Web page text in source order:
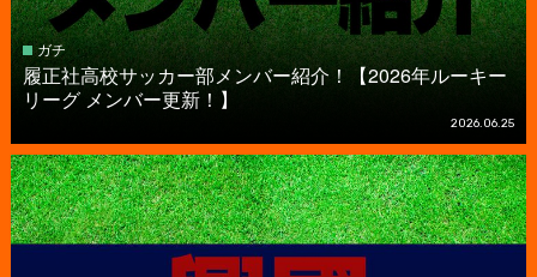
ガチ
履正社高校サッカー部メンバー紹介！【2026年ルーキー
リーグ メンバー更新！】
2026.06.25